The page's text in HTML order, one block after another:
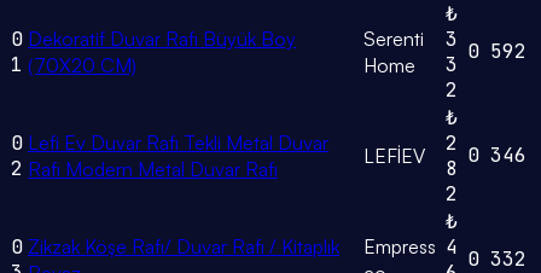
0
1
Dekoratif Duvar Rafı Büyük Boy
(70X20 CM)
Serenti
Home
₺
3
3
2
0 592
0
2
Lefi Ev Duvar Rafı Tekli Metal Duvar
Rafı Modern Metal Duvar Rafı
LEFİEV
₺
2
8
2
0 346
0 Zikzak Köşe Rafı/ Duvar Rafı / Kitaplık
Empress
₺
4 0 332